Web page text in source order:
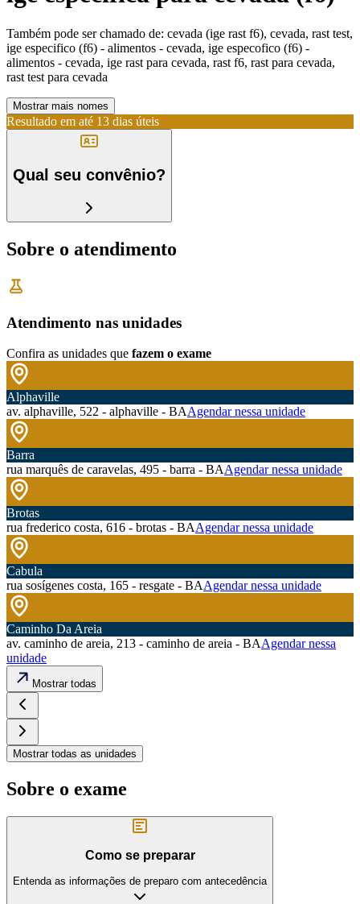
Também pode ser chamado de: cevada (ige rast f6), cevada, rast test,
ige especifico (f6) - alimentos - cevada, ige especofico (f6) -
alimentos - cevada, ige rast para cevada, rast f6, rast para cevada,
rast test para cevada
Mostrar mais nomes
Resultado em até 13 dias úteis
Qual seu convênio?
Sobre o atendimento
Atendimento nas unidades
Confira as unidades que fazem o exame
Alphaville
av. alphaville, 522 - alphaville - BAAgendar nessa unidade
Barra
rua marquês de caravelas, 495 - barra - BAAgendar nessa unidade
Brotas
rua frederico costa, 616 - brotas - BAAgendar nessa unidade
Cabula
rua sosígenes costa, 165 - resgate - BAAgendar nessa unidade
Caminho Da Areia
av. caminho de areia, 213 - caminho de areia - BAAgendar nessa
unidade
Mostrar todas
Mostrar todas as unidades
Sobre o exame
Como se preparar
Entenda as informações de preparo com antecedência